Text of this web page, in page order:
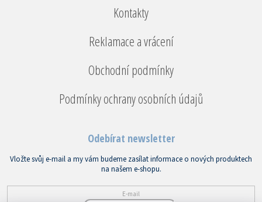
Kontakty
Reklamace a vrácení
Obchodní podmínky
Podmínky ochrany osobních údajů
Odebírat newsletter
Vložte svůj e-mail a my vám budeme zasílat informace o nových produktech
na našem e-shopu.
E-mail